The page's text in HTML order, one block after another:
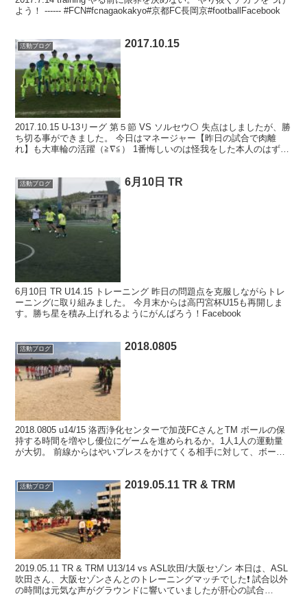
よう！ ------ #FCN#fcnagaokakyo#京都FC長岡京#footballFacebook
活動ブログ 2017.10.15
2017.10.15 U-13リーグ 第５節 VS ソルセウ⚪️ 失点はしましたが、勝
ち切る事ができました。 今日はマネージャー【昨日の試合で肉離
れ】も大車輪の活躍（≧∇≦） 1番悔しいのは怪我をした本人のはず。
活動ブログ 6月10日 TR
6月10日 TR U14.15 トレーニング 昨日の問題点を克服しながらトレ
ーニングに取り組みました。 今月末からは高円宮杯U15も再開しま
す。勝ち星を積み上げれるようにがんばろう！Facebook
活動ブログ 2018.0805
2018.0805 u14/15 洛西浄化センターで加茂FCさんとTM ボールの保
持する時間を増やし優位にゲームを進められるか。1人1人の運動量
が大切。 前線からはやいプレスをかけてくる相手に対して、ボール
活動ブログ 2019.05.11 TR & TRM
2019.05.11 TR & TRM U13/14 vs ASL吹田/大阪セゾン 本日は、ASL
吹田さん、大阪セゾンさんとのトレーニングマッチでした❗️ 試合以外
の時間は元気な声がグラウンドに響いていましたが肝心の試合